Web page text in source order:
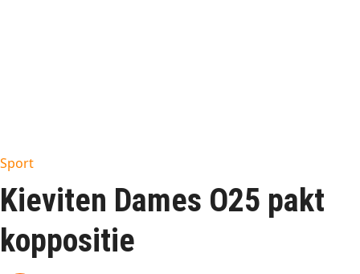
Sport
Kieviten Dames O25 pakt
koppositie